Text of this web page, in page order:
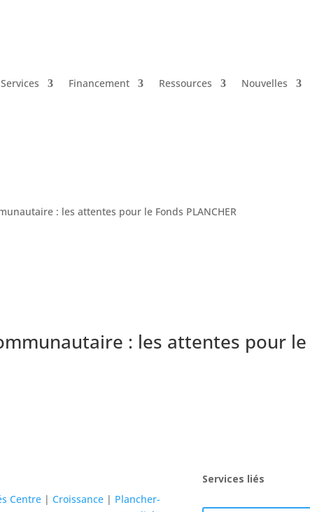
Services Financement Ressources Nouvelles
: les attentes pour le Fonds PLANCHER
: les attentes pour le
Centre |Croissance | Plancher-
Services liés